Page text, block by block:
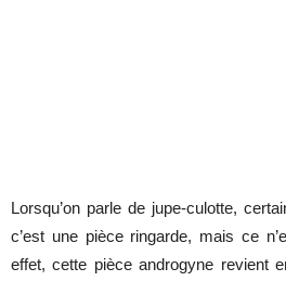
Lorsqu’on parle de jupe-culotte,
c’est une pièce ringarde, mais ce
effet, cette pièce androgyne revient